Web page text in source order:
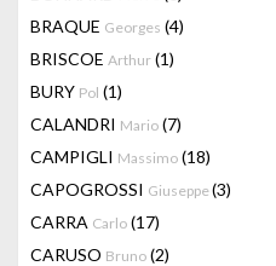
BRAQUE Georges (4)
BRISCOE Arthur (1)
BURY Pol (1)
CALANDRI Mario (7)
CAMPIGLI Massimo (18)
CAPOGROSSI Giuseppe(3)
CARRA Carlo (17)
CARUSO Bruno (2)